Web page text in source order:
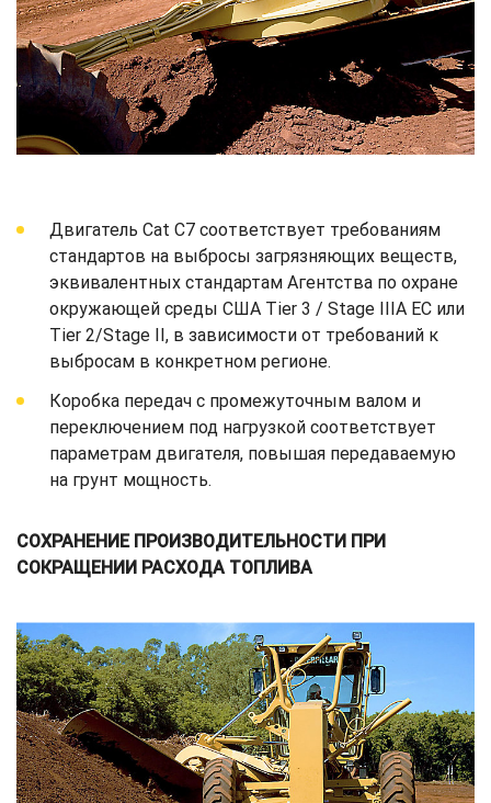
Двигатель Cat C7 соответствует требованиям
стандартов на выбросы загрязняющих веществ,
эквивалентных стандартам Агентства по охране
окружающей среды США Tier 3 / Stage IIIA ЕС или
Tier 2/Stage II, в зависимости от требований к
выбросам в конкретном регионе.
Коробка передач с промежуточным валом и
переключением под нагрузкой соответствует
параметрам двигателя, повышая передаваемую
на грунт мощность.
СОХРАНЕНИЕ ПРОИЗВОДИТЕЛЬНОСТИ ПРИ
СОКРАЩЕНИИ РАСХОДА ТОПЛИВА